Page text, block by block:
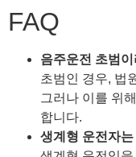
FAQ
음주운전 초범
초범인 경우, 법
그러나 이를 위
합니다.
생계형 운전자